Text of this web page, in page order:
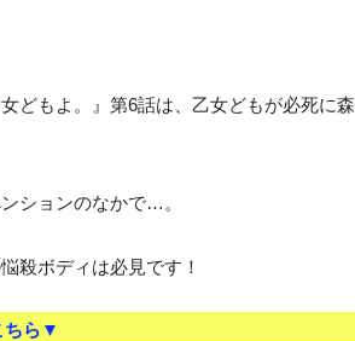
どもよ。』第6話は、乙女どもが必死に森
ションのなかで…。
殺ボディは必見です！
ちら▼